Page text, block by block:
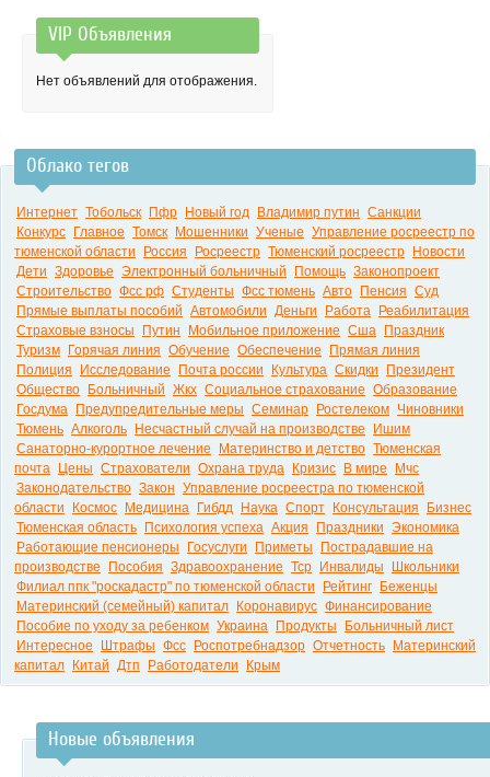
0:00
VIP Объявления
Нет объявлений для отображения.
Облако тегов
Интернет Тобольск Пфр Новый год Владимир путин Санкции
Конкурс
Главное Томск Мошенники Ученые Управление росреестр по
тюменской области
Россия Росреестр Тюменский росреестр
Новости
Дети Здоровье Электронный больничный Помощь Законопроект
Строительство Фсс рф Студенты Фсс тюмень Авто Пенсия Суд
Прямые выплаты пособий Автомобили Деньги Работа
Реабилитация
Страховые взносы
Путин Мобильное приложение Сша
Праздник
Туризм
Горячая линия Обучение Обеспечение
Прямая линия
Полиция
Исследование Почта россии Культура Скидки
Президент
Общество
Больничный Жкх Социальное страхование Образование
Госдума
Предупредительные меры Семинар Ростелеком Чиновники
Тюмень Алкоголь Несчастный случай на производстве
Ишим
Санаторно-курортное лечение
Материнство и детство Тюменская
почта
Цены Страхователи Охрана труда Кризис В мире
Мчс
Законодательство Закон Управление росреестра по тюменской
области
Космос Медицина Гибдд Наука Спорт Консультация
Бизнес
Тюменская область
Психология успеха Акция Праздники Экономика
Работающие пенсионеры
Госуслуги Приметы
Пострадавшие на
производстве
Пособия Здравоохранение Тср Инвалиды
Школьники
Филиал ппк "роскадастр" по тюменской области
Рейтинг
Беженцы
Материнский (семейный) капитал
Коронавирус Финансирование
Пособие по уходу за ребенком Украина Продукты
Больничный лист
Интересное
Штрафы Фсс Роспотребнадзор Отчетность
Материнский
капитал
Китай Дтп Работодатели Крым
Новые объявления